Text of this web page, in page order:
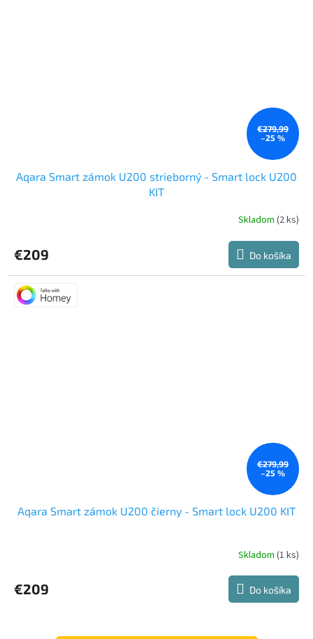
€279,99
–25 %
Aqara Smart zámok U200 strieborný - Smart lock U200
KIT
produktu
je
5,0
z
5
Skladom(2 ks)
€209 Do košíka
€279,99
–25 %
Aqara Smart zámok U200 čierny - Smart lock U200 KIT
produktu
je
Skladom(1 ks)
€209 Do košíka